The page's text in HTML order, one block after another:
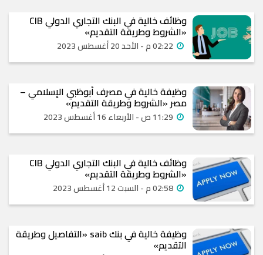
وظائف خالية في البنك التجاري الدولي CIB
«الشروط وطريقة التقديم»
وظيفة خالية في مصرف أبوظبي الإسلامي –
مصر «الشروط وطريقة التقديم»
وظائف خالية في البنك التجاري الدولي CIB
«الشروط وطريقة التقديم»
وظيفة خالية في بنك saib «التفاصيل وطريقة
التقديم»